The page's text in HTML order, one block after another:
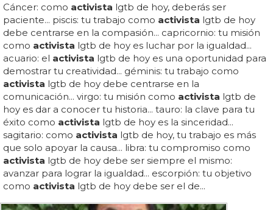
Cáncer: como activista lgtb de hoy, deberás ser
paciente... piscis: tu trabajo como activista lgtb de hoy
debe centrarse en la compasión... capricornio: tu misión
como activista lgtb de hoy es luchar por la igualdad...
acuario: el activista lgtb de hoy es una oportunidad para
demostrar tu creatividad... géminis: tu trabajo como
activista lgtb de hoy debe centrarse en la
comunicación... virgo: tu misión como activista lgtb de
hoy es dar a conocer tu historia... tauro: la clave para tu
éxito como activista lgtb de hoy es la sinceridad...
sagitario: como activista lgtb de hoy, tu trabajo es más
que solo apoyar la causa... libra: tu compromiso como
activista lgtb de hoy debe ser siempre el mismo:
avanzar para lograr la igualdad... escorpión: tu objetivo
como activista lgtb de hoy debe ser el de...